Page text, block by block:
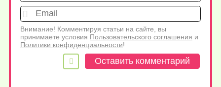
Внимание! Комментируя статьи на сайте, вы
принимаете условия Пользовательского соглашения и
Политики конфиденциальности!